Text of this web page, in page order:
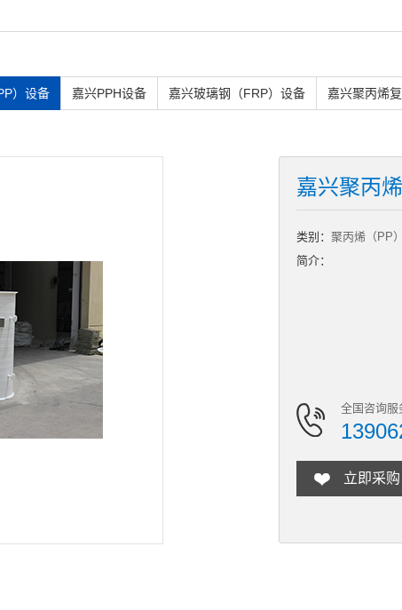
）设备 嘉兴PPH设备 嘉兴玻璃钢（FRP）设备 嘉兴聚丙烯
嘉兴聚丙
类别： 聚丙烯（PP
简介：
全国咨询服
立即采购